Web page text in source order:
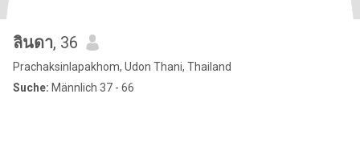
ลินดา, 36
Prachaksinlapakhom, Udon Thani, Thailand
Suche: Männlich 37 - 66